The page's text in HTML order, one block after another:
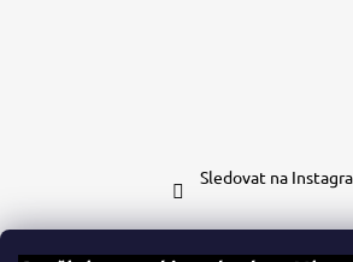
Sledovat na
Kontakt